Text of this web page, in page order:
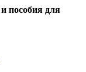
пособия для